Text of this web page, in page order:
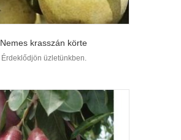
Nemes krasszán körte
Érdeklődjön üzletünkben.